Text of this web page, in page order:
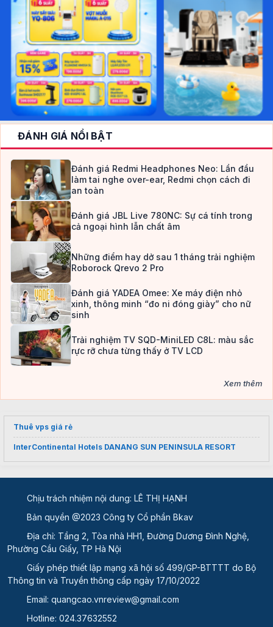
ĐÁNH GIÁ NỔI BẬT
Đánh giá Redmi Headphones Neo: Lần đầu
làm tai nghe over-ear, Redmi chọn cách đi
an toàn
Đánh giá JBL Live 780NC: Sự cá tính trong
cả ngoại hình lẫn chất âm
Những điểm hay dở sau 1 tháng trải nghiệm
Roborock Qrevo 2 Pro
Đánh giá YADEA Omee: Xe máy điện nhỏ
xinh, thông minh “đo ni đóng giày” cho nữ
sinh
Trải nghiệm TV SQD-MiniLED C8L: màu sắc
rực rỡ chưa từng thấy ở TV LCD
Xem thêm
Thuê vps giá rẻ
InterContinental Hotels DANANG SUN PENINSULA RESORT
Chịu trách nhiệm nội dung: LÊ THỊ HẠNH
Bản quyền @2023 Công ty Cổ phần Bkav
Địa chỉ: Tầng 2, Tòa nhà HH1, Đường Dương Đình Nghệ,
Phường Cầu Giấy, TP Hà Nội
Giấy phép thiết lập mạng xã hội số 499/GP-BTTTT do Bộ
Thông tin và Truyền thông cấp ngày 17/10/2022
Email: quangcao.vnreview@gmail.com
Hotline: 024.37632552